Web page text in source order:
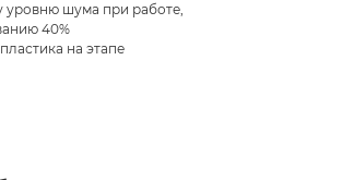
уровню шума при работе,
40%
на этапе